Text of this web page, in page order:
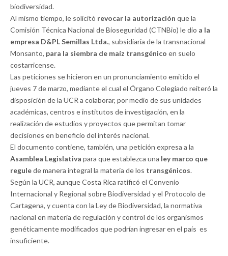
biodiversidad.
Al mismo tiempo, le solicitó revocar la autorización que la
Comisión Técnica Nacional de Bioseguridad (CTNBio) le dio a la
empresa D&PL Semillas Ltda., subsidiaria de la transnacional
Monsanto, para la siembra de maíz transgénico en suelo
costarricense.
Las peticiones se hicieron en un pronunciamiento emitido el
jueves 7 de marzo, mediante el cual el Órgano Colegiado reiteró la
disposición de la UCR a colaborar, por medio de sus unidades
académicas, centros e institutos de investigación, en la
realización de estudios y proyectos que permitan tomar
decisiones en beneficio del interés nacional.
El documento contiene, también, una petición expresa a la
Asamblea Legislativa para que establezca una ley marco que
regulede manera integral la materia de los transgénicos.
Según la UCR, aunque Costa Rica ratificó el Convenio
Internacional y Regional sobre Biodiversidad y el Protocolo de
Cartagena, y cuenta con la Ley de Biodiversidad, la normativa
nacional en materia de regulación y control de los organismos
genéticamente modificados que podrían ingresar en el país es
insuficiente.